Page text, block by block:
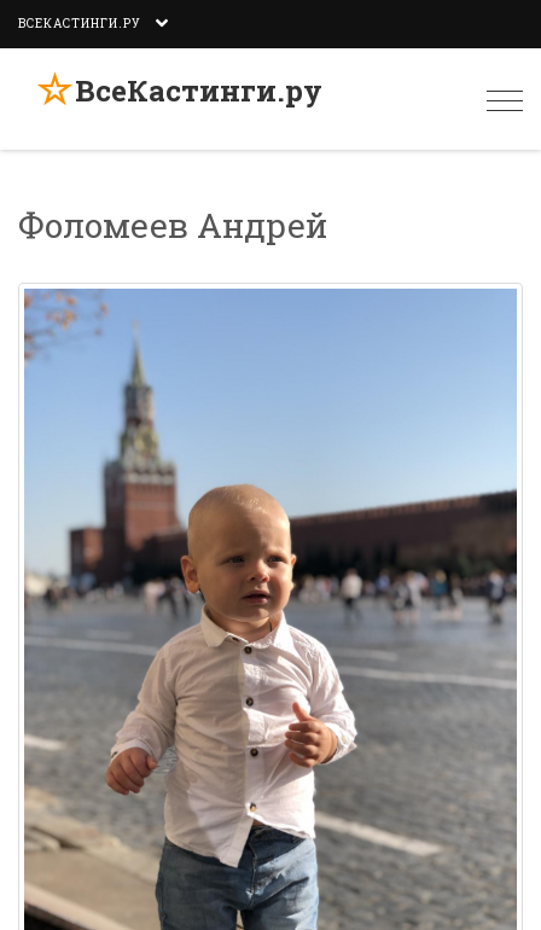
ВСЕКАСТИНГИ.РУ
☆ВсеКастинги.ру
Фоломеев Андрей